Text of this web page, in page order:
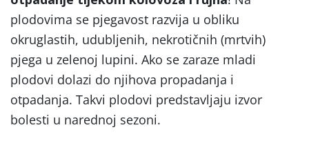
plodovima se pjegavost razvija u obliku
okruglastih, udubljenih, nekrotičnih (mrtvih)
pjega u zelenoj lupini. Ako se zaraze mladi
plodovi dolazi do njihova propadanja i
otpadanja. Takvi plodovi predstavljaju izvor
bolesti u narednoj sezoni.